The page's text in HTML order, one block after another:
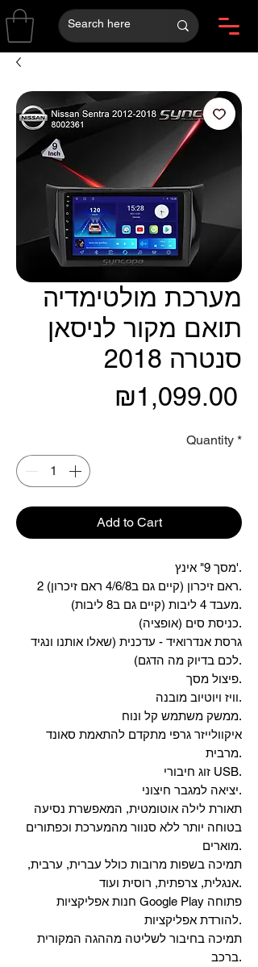
מערכת מולטימדיה
תואם מקור לניסאן
סנטרה 2018
₪1,099.00
Quantity *
Add to Cart
מסך 9" אינץ'.
2 ראם זיכרון (קיים גם ב4/6/8 ראם זיכרון).
מעבד 4 ליבות (קיים גם ב8 ליבות).
כניסת סים (אופציה).
גרסת אנדרואיד - עדכנית (שאלו אותנו ונגיד
לכם בדיוק מה הדגם).
פיצול מסך.
וויז ויוטיוב מובנה.
ממשק משתמש קל ונוח.
איקוולייזר גרפי מתקדם להתאמת סאונד
מרבית.
זוג חיבורי USB.
יציאה למגבר חיצוני.
תאורת לילה אוטומטית, המאפשרת נסיעה
בטוחה יותר ללא סנוור מהמערכת וכפתורים
מוארים.
תמיכה בשפות מרובות כולל עברית, ערבית,
אנגלית, צרפתית, רוסית ועוד.
‏חנות אפליקציות Google Play פתוחה
להורדת אפליקציות.
‏תמיכה בחיבור לשליטה מההגה המקורית
ברכב.